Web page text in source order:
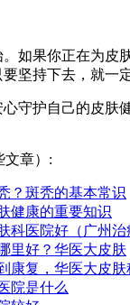
如果你正在为皮
坚持下去，就一
守护自己的皮肤
文章）:
？斑秃的基本常识
健康的重要知识
科医院好（广州
里好？华医大皮肤
康复，华医大皮
院是什么